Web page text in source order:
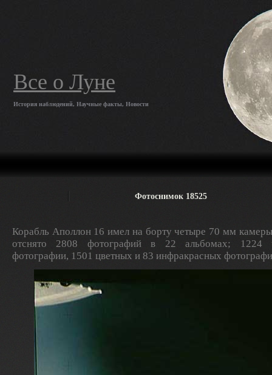
Все о Луне
История наблюдений, Научные факты, Новости
Фотоснимок 18525
Корабль Аполлон 16 имел на борту четыре 70 мм
отснято 2808 фотографий в 22 альбомах; 1224
фотографии, 1501 цветных и 83 инфракрасных